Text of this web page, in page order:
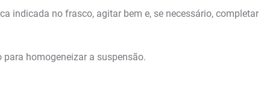
indicada no frasco, agitar bem e, se necessário,
homogeneizar a suspensão.